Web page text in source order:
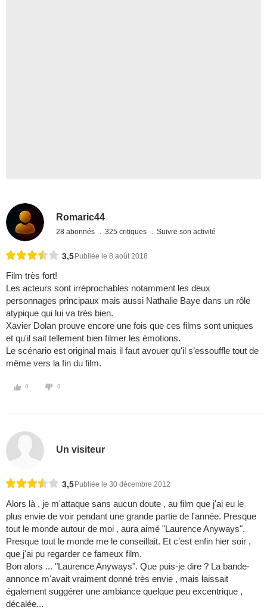
Romaric44
28 abonnés 325 critiques Suivre son activité
3,5 Publiée le 8 août 2018
Film très fort!
Les acteurs sont irréprochables notamment les deux
personnages principaux mais aussi Nathalie Baye dans un rôle
atypique qui lui va très bien.
Xavier Dolan prouve encore une fois que ces films sont uniques
et qu'il sait tellement bien filmer les émotions.
Le scénario est original mais il faut avouer qu'il s’essouffle tout de
même vers la fin du film.
0 0
Un visiteur
3,5 Publiée le 30 décembre 2012
Alors là , je m'attaque sans aucun doute , au film que j'ai eu le
plus envie de voir pendant une grande partie de l'année. Presque
tout le monde autour de moi , aura aimé "Laurence Anyways".
Presque tout le monde me le conseillait. Et c'est enfin hier soir ,
que j'ai pu regarder ce fameux film.
Bon alors ... "Laurence Anyways". Que puis-je dire ? La bande-
annonce m'avait vraiment donné très envie , mais laissait
également suggérer une ambiance quelque peu excentrique ,
décalée...